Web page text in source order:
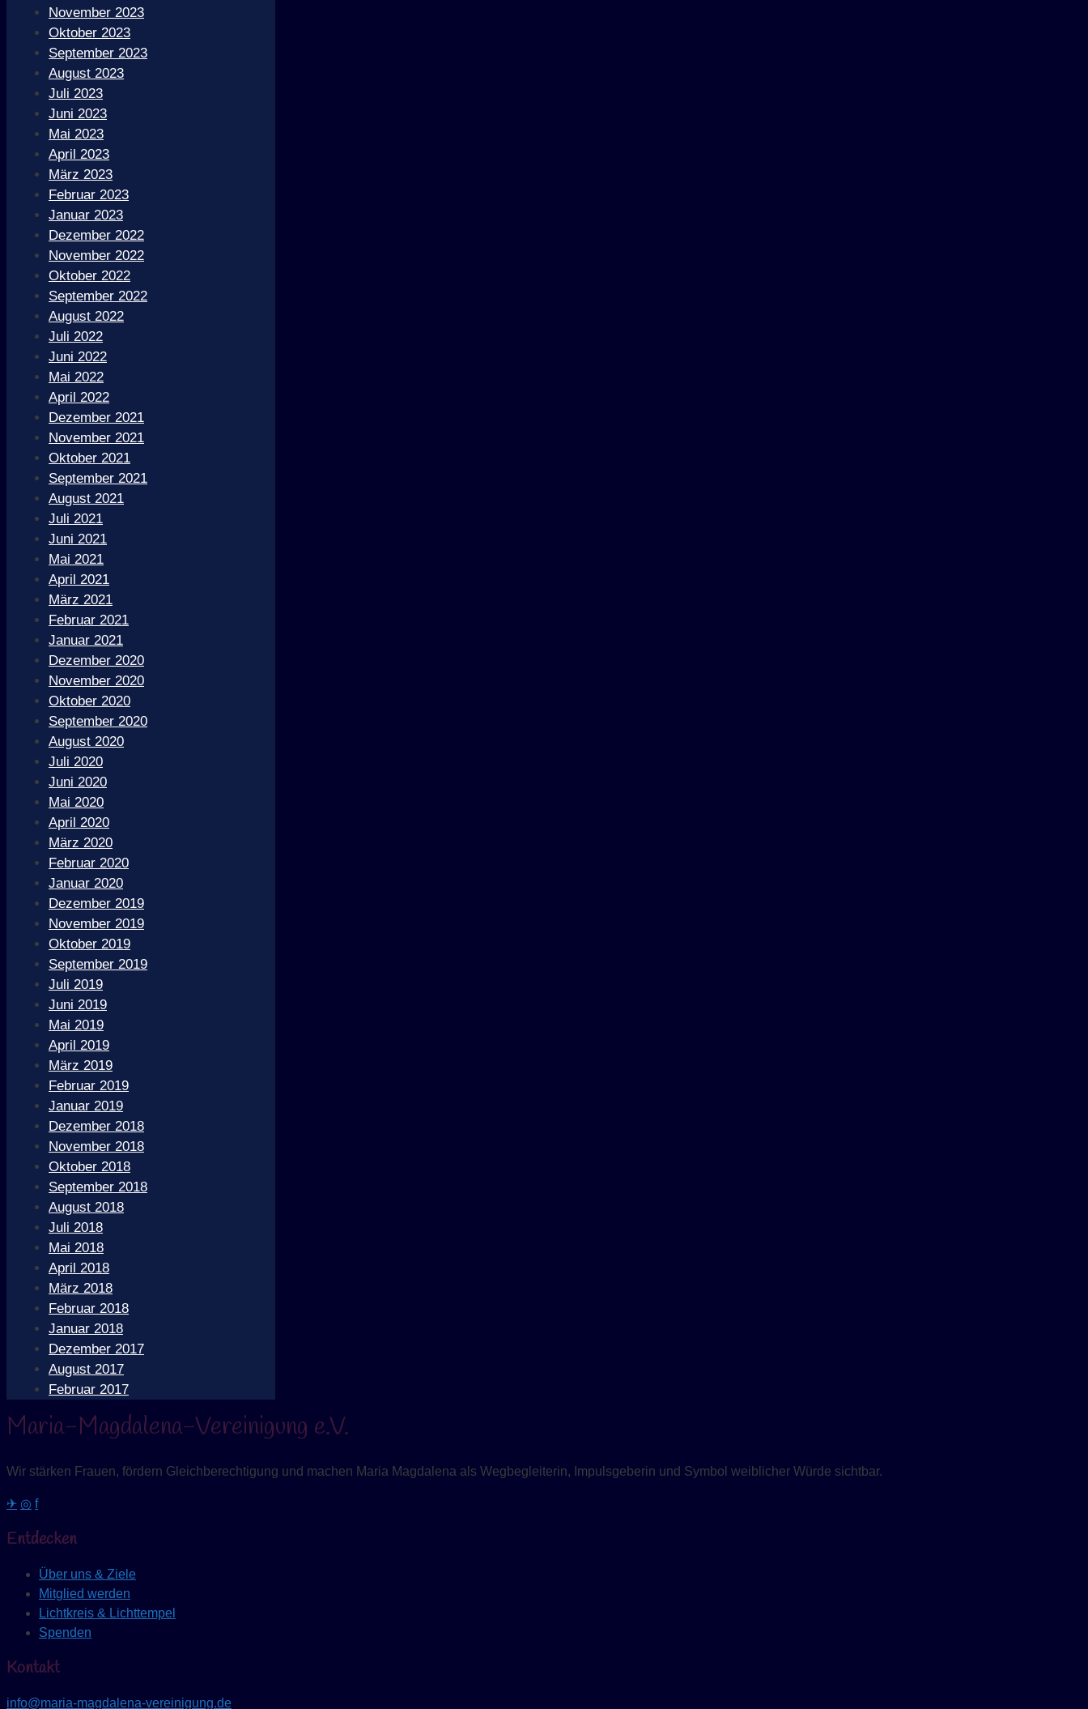
November 2023
Oktober 2023
September 2023
August 2023
Juli 2023
Juni 2023
Mai 2023
April 2023
März 2023
Februar 2023
Januar 2023
Dezember 2022
November 2022
Oktober 2022
September 2022
August 2022
Juli 2022
Juni 2022
Mai 2022
April 2022
Dezember 2021
November 2021
Oktober 2021
September 2021
August 2021
Juli 2021
Juni 2021
Mai 2021
April 2021
März 2021
Februar 2021
Januar 2021
Dezember 2020
November 2020
Oktober 2020
September 2020
August 2020
Juli 2020
Juni 2020
Mai 2020
April 2020
März 2020
Februar 2020
Januar 2020
Dezember 2019
November 2019
Oktober 2019
September 2019
Juli 2019
Juni 2019
Mai 2019
April 2019
März 2019
Februar 2019
Januar 2019
Dezember 2018
November 2018
Oktober 2018
September 2018
August 2018
Juli 2018
Mai 2018
April 2018
März 2018
Februar 2018
Januar 2018
Dezember 2017
August 2017
Februar 2017
Maria-Magdalena-Vereinigung e.V.
Wir stärken Frauen, fördern Gleichberechtigung und machen Maria Magdalena als Wegbegleiterin, Impulsgeberin und Symbol weiblicher Würde sichtbar.
✈ ◎ f
Entdecken
Über uns & Ziele
Mitglied werden
Lichtkreis & Lichttempel
Spenden
Kontakt
info@maria-magdalena-vereinigung.de